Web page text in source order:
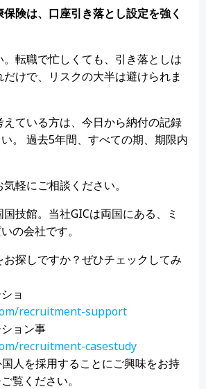
険は、口座引き落とし設定を強く
。転職で忙しくても、引き落としは
けで、リスクの大半は避けられま
えている方は、今日から納付の記録
。 過去5年間、すべての期、期限内
軽にご相談ください。
技館。当社GICは両国にある、ミ
の会社です。
探しですか？ぜひチェックしてみ
ョ
recruitment-support
ョン事
recruitment-casestudy
人を採用することにご興味をお持
覧ください。